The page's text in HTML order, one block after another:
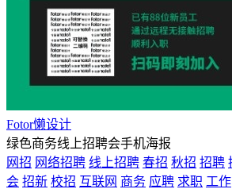
Fotor懒设计
绿色商务线上招聘会手机海报
网招 网络招聘 线上招聘 春招 秋招 招聘
会 招新 校招 互联网 商务 应聘 求职 工作